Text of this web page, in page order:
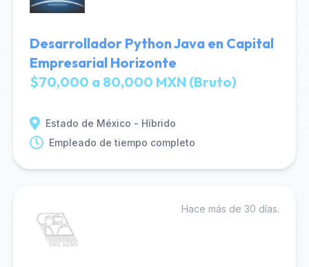
Desarrollador Python Java en Capital
Empresarial Horizonte
$70,000 a 80,000 MXN (Bruto)
Estado de México - Híbrido
Empleado de tiempo completo
Hace más de 30 días.